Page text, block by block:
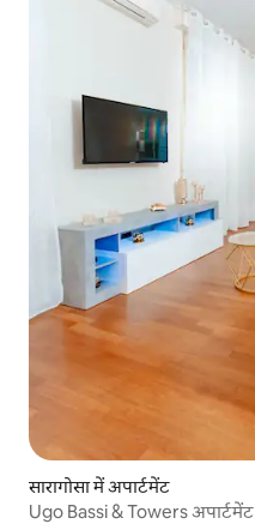
सारागोसा में अपार्टमेंट
Ugo Bassi & Towers अपार्टमेंट